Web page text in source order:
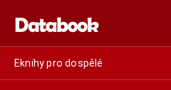
Eknihy pro dospělé